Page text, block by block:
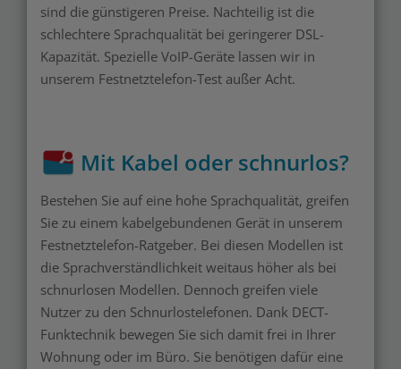
sind die günstigeren Preise. Nachteilig ist die
schlechtere Sprachqualität bei geringerer DSL-
Kapazität. Spezielle VoIP-Geräte lassen wir in
unserem Festnetztelefon-Test außer Acht.
Mit Kabel oder schnurlos?
Bestehen Sie auf eine hohe Sprachqualität, greifen
Sie zu einem kabelgebundenen Gerät in unserem
Festnetztelefon-Ratgeber. Bei diesen Modellen ist
die Sprachverständlichkeit weitaus höher als bei
schnurlosen Modellen. Dennoch greifen viele
Nutzer zu den Schnurlostelefonen. Dank DECT-
Funktechnik bewegen Sie sich damit frei in Ihrer
Wohnung oder im Büro. Sie benötigen dafür eine